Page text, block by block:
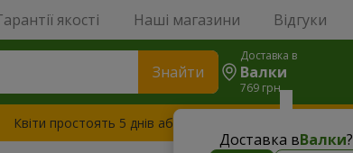
якості Наші магазини Відгуки
Знайти
Доставка в
Валки
769 грн
Доставка вВалки?
Квіти простоять 5 днів або замінимо букет